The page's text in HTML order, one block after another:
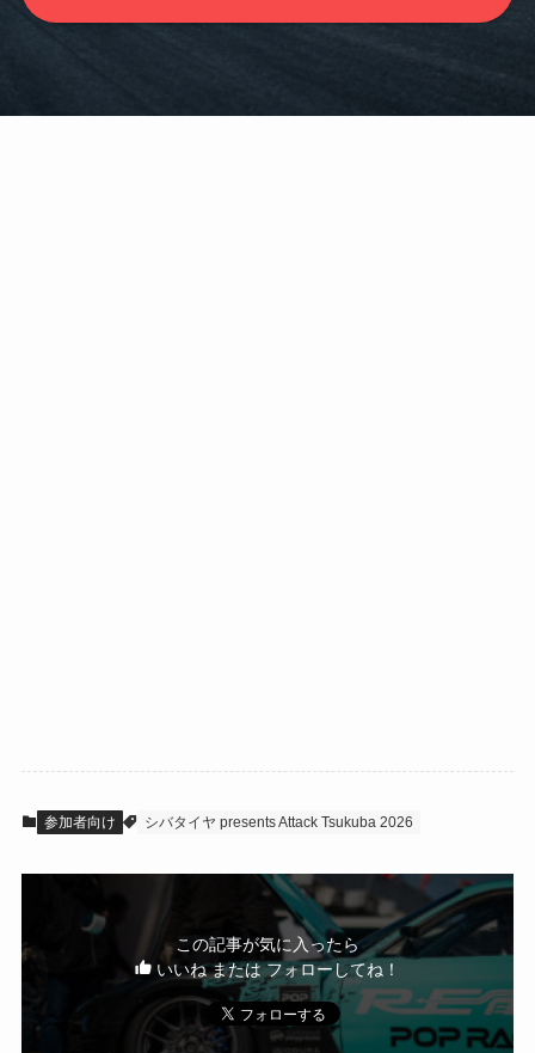
参加者向け シバタイヤ presents Attack Tsukuba 2026
この記事が気に入ったら
いいね または フォローしてね！